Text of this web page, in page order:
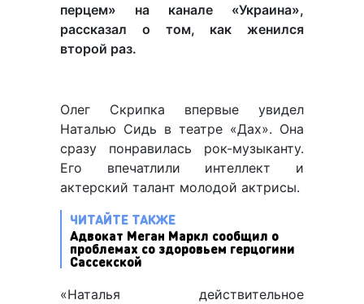
перцем» на канале «Украина»,
рассказал о том, как женился
второй раз.
Олег Скрипка впервые увидел
Наталью Сидь в театре «Дах». Она
сразу понравилась рок-музыканту.
Его впечатлили интеллект и
актерский талант молодой актрисы.
ЧИТАЙТЕ ТАКЖЕ
Адвокат Меган Маркл сообщил о
проблемах со здоровьем герцогини
Сассекской
«Наталья действительное